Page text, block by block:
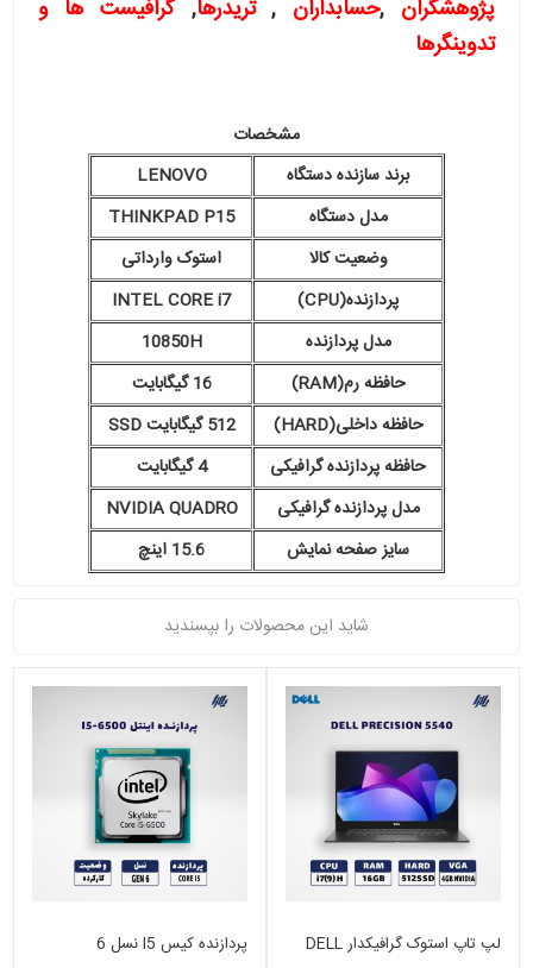
پژوهشگران ,حسابداران ,تریدرها,گرافیست ها و
تدوینگرها
مشخصات
برند سازنده دستگاه
LENOVO
مدل دستگاه
THINKPAD P15
وضعیت کالا
استوک وارداتی
پردازنده(CPU)
INTEL CORE i7
مدل پردازنده
10850H
حافظه رم(RAM)
16 گیگابایت
حافظه داخلی(HARD)
512 گیگابایت SSD
حافظه پردازنده گرافیکی
4 گیگابایت
مدل پردازنده گرافیکی
NVIDIA QUADRO
سایز صفحه نمایش
15.6 اینچ
شاید این محصولات را بپسندید
لپ تاپ استوک گرافیکدار DELL
پردازنده کیس I5 نسل 6